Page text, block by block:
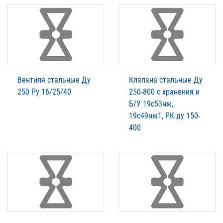
Вентиля стальные Ду
250 Ру 16/25/40
Клапана стальные Ду
250-800 с хранения и
Б/У 19с53нж,
19с49нж1, РК ду 150-
400